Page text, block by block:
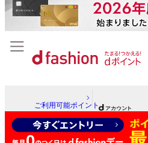
ご利用可能ポイント